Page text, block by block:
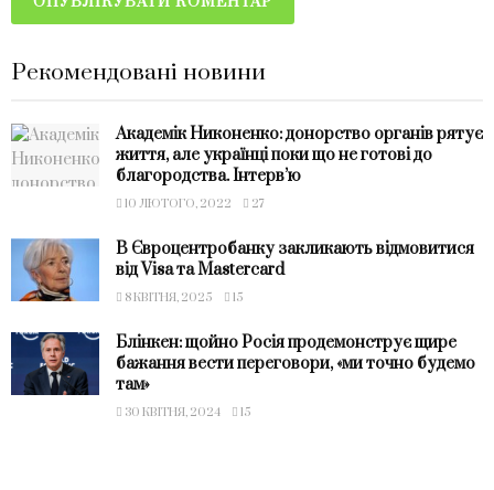
Рекомендовані новини
Академік Никоненко: донорство органів рятує
життя, але українці поки що не готові до
благородства. Інтерв’ю
10 ЛЮТОГО, 2022 27
В Євроцентробанку закликають відмовитися
від Visa та Mastercard
8 КВІТНЯ, 2025 15
Блінкен: щойно Росія продемонструє щире
бажання вести переговори, «ми точно будемо
там»
30 КВІТНЯ, 2024 15